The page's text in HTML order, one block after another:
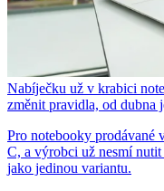
Nabíječku už v krabici
změnit pravidla, od dubna
Pro notebooky prodávané
C, a výrobci už nesmí
jako jedinou variantu.